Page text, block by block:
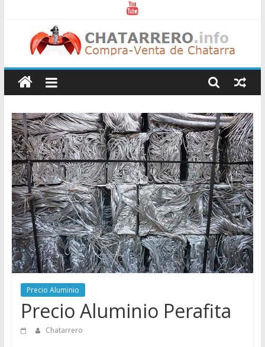
Chatarreros
–
Precio
de
Chatarra
Directorio
de
Chatarreros
para
vender
Chatarra
Precio Aluminio
Precio Aluminio Perafita
Chatarrero